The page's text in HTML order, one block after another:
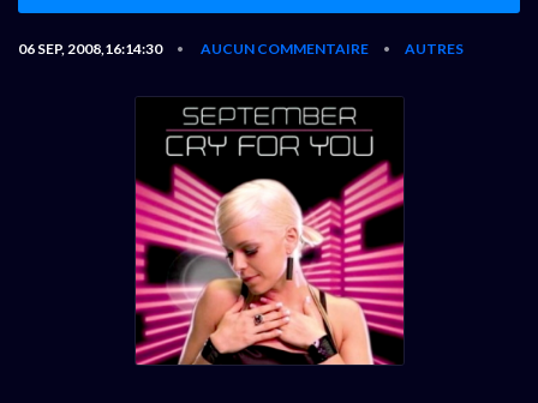
06 SEP, 2008,16:14:30 • AUCUN COMMENTAIRE • AUTRES